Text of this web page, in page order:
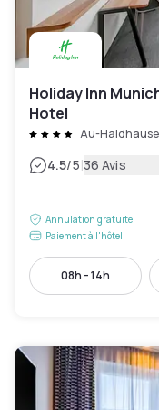
Holiday Inn
Hotel
Au-
4.5/5|36 Avis
Annulation gratuite
Paiement à l'hôtel
08h - 14h